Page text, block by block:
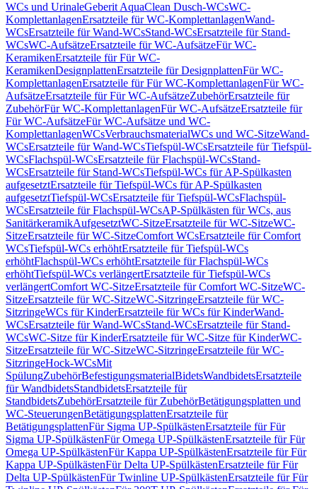
WCs und UrinaleGeberit AquaClean Dusch-WCsWC-
KomplettanlagenErsatzteile für WC-KomplettanlagenWand-
WCsErsatzteile für Wand-WCsStand-WCsErsatzteile für Stand-
WCsWC-AufsätzeErsatzteile für WC-AufsätzeFür WC-
KeramikenErsatzteile für Für WC-
KeramikenDesignplattenErsatzteile für DesignplattenFür WC-
KomplettanlagenErsatzteile für Für WC-KomplettanlagenFür WC-
AufsätzeErsatzteile für Für WC-AufsätzeZubehörErsatzteile für
ZubehörFür WC-KomplettanlagenFür WC-AufsätzeErsatzteile für
Für WC-AufsätzeFür WC-Aufsätze und WC-
KomplettanlagenWCsVerbrauchsmaterialWCs und WC-SitzeWand-
WCsErsatzteile für Wand-WCsTiefspül-WCsErsatzteile für Tiefspül-
WCsFlachspül-WCsErsatzteile für Flachspül-WCsStand-
WCsErsatzteile für Stand-WCsTiefspül-WCs für AP-Spülkasten
aufgesetztErsatzteile für Tiefspül-WCs für AP-Spülkasten
aufgesetztTiefspül-WCsErsatzteile für Tiefspül-WCsFlachspül-
WCsErsatzteile für Flachspül-WCsAP-Spülkästen für WCs, aus
SanitärkeramikAufgesetztWC-SitzeErsatzteile für WC-SitzeWC-
SitzeErsatzteile für WC-SitzeComfort WCsErsatzteile für Comfort
WCsTiefspül-WCs erhöhtErsatzteile für Tiefspül-WCs
erhöhtFlachspül-WCs erhöhtErsatzteile für Flachspül-WCs
erhöhtTiefspül-WCs verlängertErsatzteile für Tiefspül-WCs
verlängertComfort WC-SitzeErsatzteile für Comfort WC-SitzeWC-
SitzeErsatzteile für WC-SitzeWC-SitzringeErsatzteile für WC-
SitzringeWCs für KinderErsatzteile für WCs für KinderWand-
WCsErsatzteile für Wand-WCsStand-WCsErsatzteile für Stand-
WCsWC-Sitze für KinderErsatzteile für WC-Sitze für KinderWC-
SitzeErsatzteile für WC-SitzeWC-SitzringeErsatzteile für WC-
SitzringeHock-WCsMit
SpülungZubehörBefestigungsmaterialBidetsWandbidetsErsatzteile
für WandbidetsStandbidetsErsatzteile für
StandbidetsZubehörErsatzteile für ZubehörBetätigungsplatten und
WC-SteuerungenBetätigungsplattenErsatzteile für
BetätigungsplattenFür Sigma UP-SpülkästenErsatzteile für Für
Sigma UP-SpülkästenFür Omega UP-SpülkästenErsatzteile für Für
Omega UP-SpülkästenFür Kappa UP-SpülkästenErsatzteile für Für
Kappa UP-SpülkästenFür Delta UP-SpülkästenErsatzteile für Für
Delta UP-SpülkästenFür Twinline UP-SpülkästenErsatzteile für Für